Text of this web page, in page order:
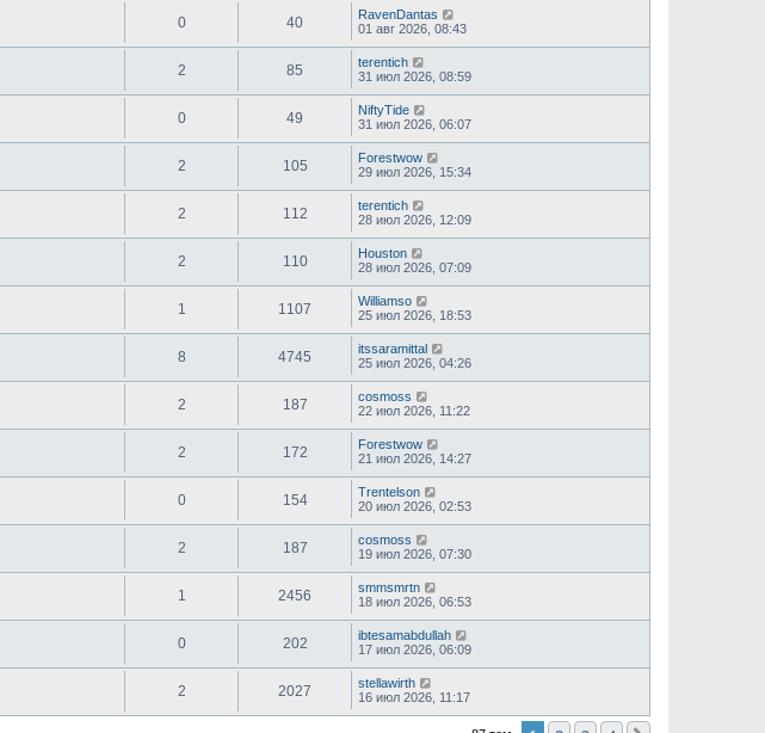
0 40
RavenDantas
01 авг 2026, 08:43
2 85
terentich
31 июл 2026, 08:59
0 49
NiftyTide
31 июл 2026, 06:07
2 105
Forestwow
29 июл 2026, 15:34
2 112
terentich
28 июл 2026, 12:09
2 110
Houston
28 июл 2026, 07:09
1 1107
Williamso
25 июл 2026, 18:53
8 4745
itssaramittal
25 июл 2026, 04:26
2 187
cosmoss
22 июл 2026, 11:22
2 172
Forestwow
21 июл 2026, 14:27
0 154
Trentelson
20 июл 2026, 02:53
2 187
cosmoss
19 июл 2026, 07:30
1 2456
smmsmrtn
18 июл 2026, 06:53
0 202
ibtesamabdullah
17 июл 2026, 06:09
2 2027
stellawirth
16 июл 2026, 11:17